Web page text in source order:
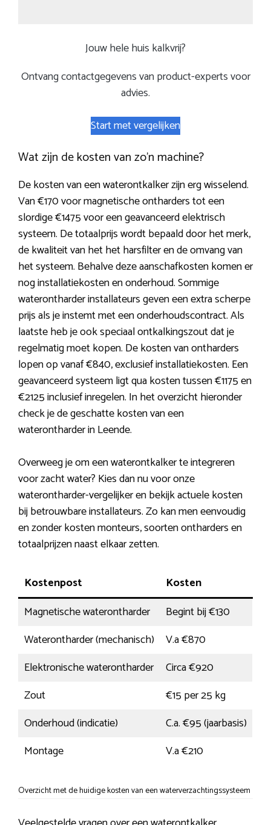
Jouw hele huis kalkvrij?
Ontvang contactgegevens van product-experts voor
advies.
Start met vergelijken
Wat zijn de kosten van zo’n machine?
De kosten van een waterontkalker zijn erg wisselend.
Van €170 voor magnetische ontharders tot een
slordige €1475 voor een geavanceerd elektrisch
systeem. De totaalprijs wordt bepaald door het merk,
de kwaliteit van het het harsfilter en de omvang van
het systeem. Behalve deze aanschafkosten komen er
nog installatiekosten en onderhoud. Sommige
waterontharder installateurs geven een extra scherpe
prijs als je instemt met een onderhoudscontract. Als
laatste heb je ook speciaal ontkalkingszout dat je
regelmatig moet kopen. De kosten van ontharders
lopen op vanaf €840, exclusief installatiekosten. Een
geavanceerd systeem ligt qua kosten tussen €1175 en
€2125 inclusief inregelen. In het overzicht hieronder
check je de geschatte kosten van een
waterontharder in Leende.
Overweeg je om een waterontkalker te integreren
voor zacht water? Kies dan nu voor onze
waterontharder-vergelijker en bekijk actuele kosten
bij betrouwbare installateurs. Zo kan men eenvoudig
en zonder kosten monteurs, soorten ontharders en
totaalprijzen naast elkaar zetten.
Kostenpost
Kosten
Magnetische waterontharder
Begint bij €130
Waterontharder (mechanisch)
V.a €870
Elektronische waterontharder
Circa €920
Zout
€15 per 25 kg
Onderhoud (indicatie)
C.a. €95 (jaarbasis)
Montage
V.a €210
Overzicht met de huidige kosten van een waterverzachtingssysteem